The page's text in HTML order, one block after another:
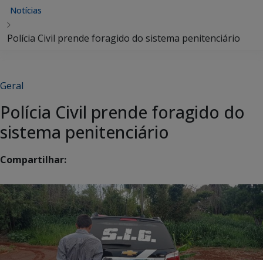
Notícias
Polícia Civil prende foragido do sistema penitenciário
Geral
Polícia Civil prende foragido do
sistema penitenciário
Compartilhar: